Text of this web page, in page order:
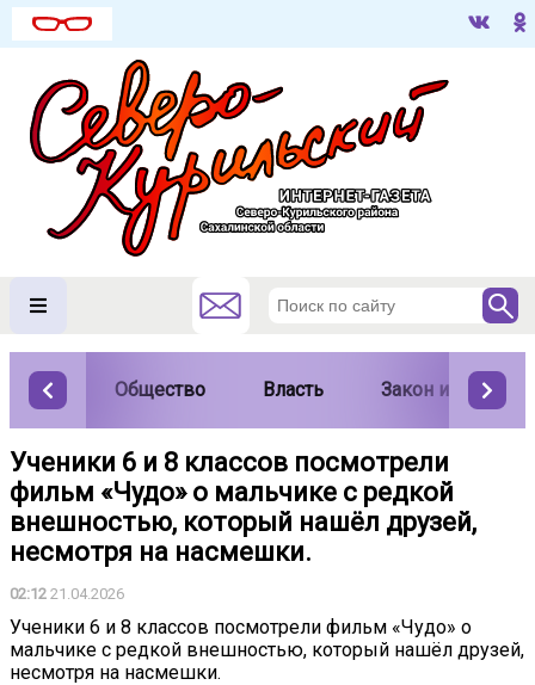
Общество Власть Закон и порядок
Ученики 6 и 8 классов посмотрели
фильм «Чудо» о мальчике с редкой
внешностью, который нашёл друзей,
несмотря на насмешки.
02:12 21.04.2026
Ученики 6 и 8 классов посмотрели фильм «Чудо» о
мальчике с редкой внешностью, который нашёл друзей,
несмотря на насмешки.